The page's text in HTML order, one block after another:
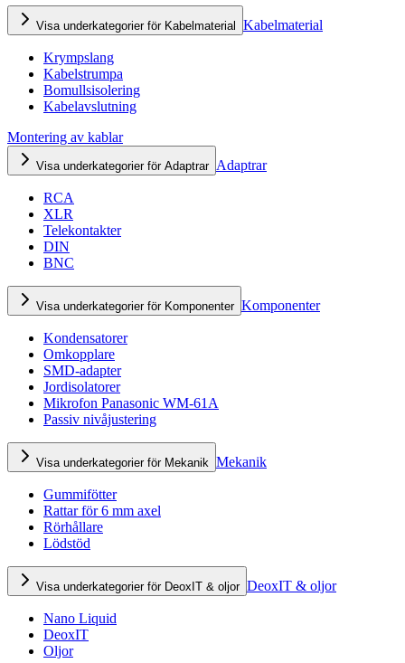
Visa underkategorier för Kabelmaterial Kabelmaterial
Krympslang
Kabelstrumpa
Bomullsisolering
Kabelavslutning
Montering av kablar
Visa underkategorier för Adaptrar Adaptrar
RCA
XLR
Telekontakter
DIN
BNC
Visa underkategorier för Komponenter Komponenter
Kondensatorer
Omkopplare
SMD-adapter
Jordisolatorer
Mikrofon Panasonic WM-61A
Passiv nivåjustering
Visa underkategorier för Mekanik Mekanik
Gummifötter
Rattar för 6 mm axel
Rörhållare
Lödstöd
Visa underkategorier för DeoxIT & oljor DeoxIT & oljor
Nano Liquid
DeoxIT
Oljor